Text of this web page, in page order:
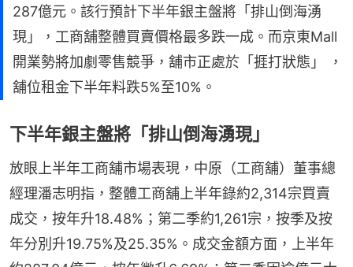
287億元。該行預計下半年銀主盤將「排山倒海湧
現」，工商舖整體買賣價格最多跌一成。而京東Mall
開業勢將加劇零售競爭，舖市正處於「捱打狀態」 ，
舖位租金下半年料跌5%至10%。
下半年銀主盤將「排山倒海湧現」
放眼上半年工商舖市場表現，中原（工商舖）董事總
經理潘志明指，整體工商舖上半年錄約2,314宗買賣
成交，按年升18.48%；第二季約1,261宗，按季及按
年分別升19.75%及25.35%。成交金額方面，上半年